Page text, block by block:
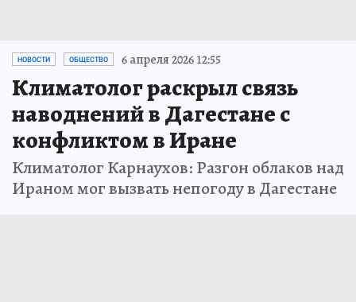
НОВОСТИ ОБЩЕСТВО 6 апреля 2026 12:55
Климатолог раскрыл связь
наводнений в Дагестане с
конфликтом в Иране
Климатолог Карнаухов: Разгон облаков над
Ираном мог вызвать непогоду в Дагестане